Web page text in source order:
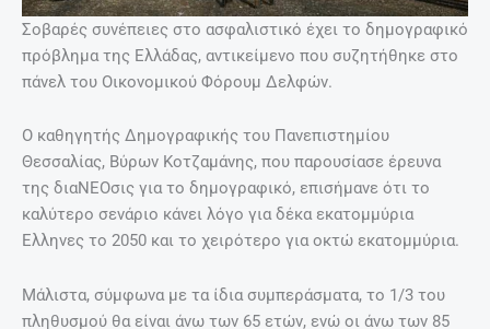
Σοβαρές συνέπειες στο ασφαλιστικό έχει το δημογραφικό
πρόβλημα της Ελλάδας, αντικείμενο που συζητήθηκε στο
πάνελ του Οικονομικού Φόρουμ Δελφών.
Ο καθηγητής Δημογραφικής του Πανεπιστημίου
Θεσσαλίας, Βύρων Κοτζαμάνης, που παρουσίασε έρευνα
της διαΝΕΟσις για το δημογραφικό, επισήμανε ότι το
καλύτερο σενάριο κάνει λόγο για δέκα εκατομμύρια
Ελληνες το 2050 και το χειρότερο για οκτώ εκατομμύρια.
Μάλιστα, σύμφωνα με τα ίδια συμπεράσματα, το 1/3 του
πληθυσμού θα είναι άνω των 65 ετών, ενώ οι άνω των 85